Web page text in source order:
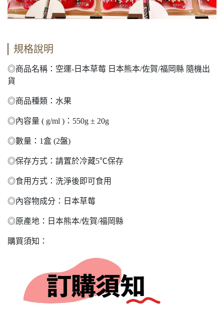
規格說明
◎商品名稱：空運-日本草莓 日本熊本/佐賀/福岡縣 隨機出
貨
◎商品種類：水果
◎內容量 ( g/ml )：550g ± 20g
◎數量：1盒 (2盤)
◎保存方式：請置於冷藏5℃保存
◎食用方式：洗淨後即可食用
◎內容物成分：日本草莓
◎原產地：日本熊本/佐賀/福岡縣
購買須知：